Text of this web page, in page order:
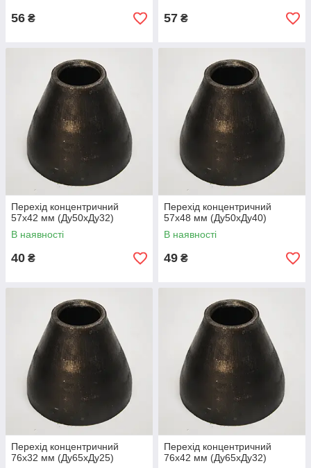
56 ₴ 57 ₴
Перехід концентричний
57х42 мм (Ду50хДу32)
В наявності
40 ₴
Перехід концентричний
57х48 мм (Ду50хДу40)
В наявності
49 ₴
Перехід концентричний
76х32 мм (Ду65хДу25)
Перехід концентричний
76х42 мм (Ду65хДу32)